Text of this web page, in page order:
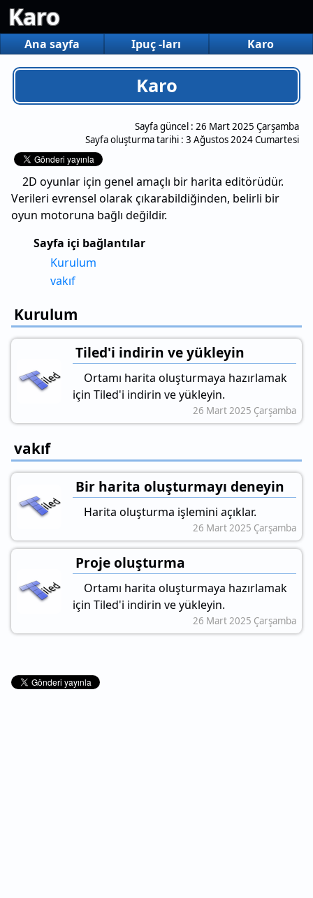
Karo
Ana sayfa Ipuç -ları Karo
Karo
Sayfa güncel : 26 Mart 2025 Çarşamba
Sayfa oluşturma tarihi : 3 Ağustos 2024 Cumartesi
2D oyunlar için genel amaçlı bir harita editörüdür.
Verileri evrensel olarak çıkarabildiğinden, belirli bir
oyun motoruna bağlı değildir.
Sayfa içi bağlantılar
Kurulum
vakıf
Kurulum
Tiled'i indirin ve yükleyin
Ortamı harita oluşturmaya hazırlamak
için Tiled'i indirin ve yükleyin.
26 Mart 2025 Çarşamba
vakıf
Bir harita oluşturmayı deneyin
Harita oluşturma işlemini açıklar.
26 Mart 2025 Çarşamba
Proje oluşturma
Ortamı harita oluşturmaya hazırlamak
için Tiled'i indirin ve yükleyin.
26 Mart 2025 Çarşamba